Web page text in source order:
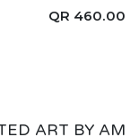
460.00
ART BY AM